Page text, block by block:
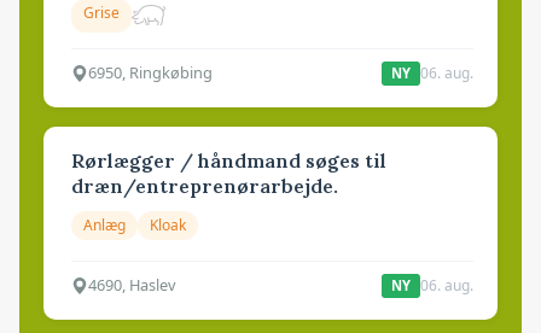
Grise
6950, Ringkøbing NY 06. aug.
Rørlægger / håndmand søges til
dræn/entreprenørarbejde.
Anlæg Kloak
4690, Haslev NY 06. aug.